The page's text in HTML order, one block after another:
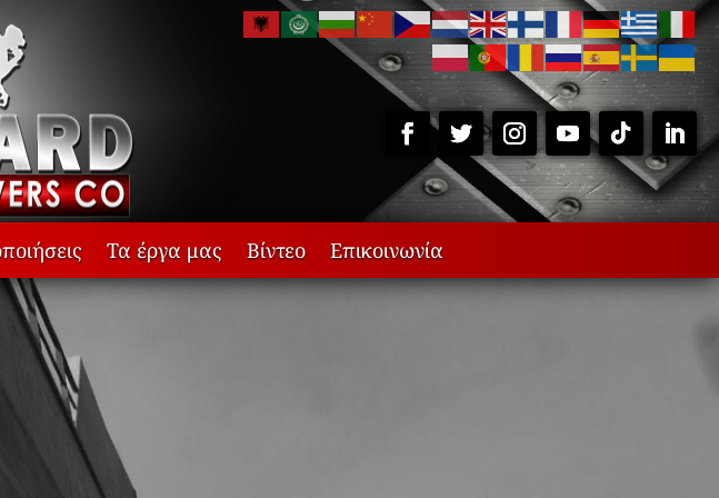
Τα έργα μας Βίντεο Επικοινωνία